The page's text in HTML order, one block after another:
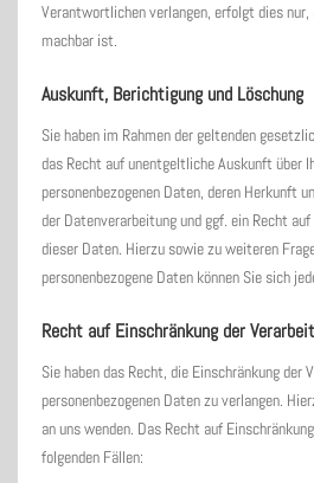
Verantwortlichen verlangen, erfolgt dies
machbar ist.
Auskunft, Berichtigung und Löschung
Sie haben im Rahmen der geltenden
das Recht auf unentgeltliche Auskunft über
personenbezogenen Daten, deren Herkunft
der Datenverarbeitung und ggf. ein Recht
dieser Daten. Hierzu sowie zu weiteren
personenbezogene Daten können Sie sich
Recht auf Einschränkung der
Sie haben das Recht, die Einschränkung der
personenbezogenen Daten zu verlangen.
an uns wenden. Das Recht auf
folgenden Fällen: